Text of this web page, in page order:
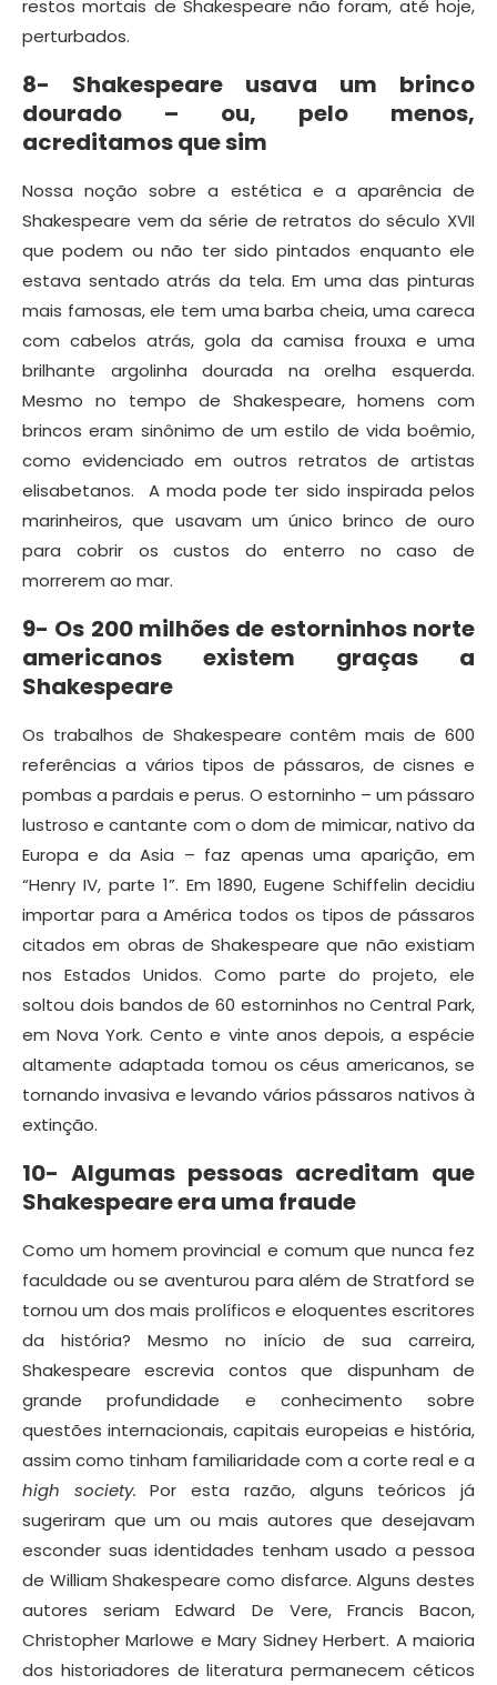
restos mortais de Shakespeare não foram, até hoje,
perturbados.
8- Shakespeare usava um brinco
dourado – ou, pelo menos,
acreditamos que sim
Nossa noção sobre a estética e a aparência de
Shakespeare vem da série de retratos do século XVII
que podem ou não ter sido pintados enquanto ele
estava sentado atrás da tela. Em uma das pinturas
mais famosas, ele tem uma barba cheia, uma careca
com cabelos atrás, gola da camisa frouxa e uma
brilhante argolinha dourada na orelha esquerda.
Mesmo no tempo de Shakespeare, homens com
brincos eram sinônimo de um estilo de vida boêmio,
como evidenciado em outros retratos de artistas
elisabetanos. A moda pode ter sido inspirada pelos
marinheiros, que usavam um único brinco de ouro
para cobrir os custos do enterro no caso de
morrerem ao mar.
9- Os 200 milhões de estorninhos norte
americanos existem graças a
Shakespeare
Os trabalhos de Shakespeare contêm mais de 600
referências a vários tipos de pássaros, de cisnes e
pombas a pardais e perus. O estorninho – um pássaro
lustroso e cantante com o dom de mimicar, nativo da
Europa e da Asia – faz apenas uma aparição, em
“Henry IV, parte 1”. Em 1890, Eugene Schiffelin decidiu
importar para a América todos os tipos de pássaros
citados em obras de Shakespeare que não existiam
nos Estados Unidos. Como parte do projeto, ele
soltou dois bandos de 60 estorninhos no Central Park,
em Nova York. Cento e vinte anos depois, a espécie
altamente adaptada tomou os céus americanos, se
tornando invasiva e levando vários pássaros nativos à
extinção.
10- Algumas pessoas acreditam que
Shakespeare era uma fraude
Como um homem provincial e comum que nunca fez
faculdade ou se aventurou para além de Stratford se
tornou um dos mais prolíficos e eloquentes escritores
da história? Mesmo no início de sua carreira,
Shakespeare escrevia contos que dispunham de
grande profundidade e conhecimento sobre
questões internacionais, capitais europeias e história,
assim como tinham familiaridade com a corte real e a
high society.Por esta razão, alguns teóricos já
sugeriram que um ou mais autores que desejavam
esconder suas identidades tenham usado a pessoa
de William Shakespeare como disfarce. Alguns destes
autores seriam Edward De Vere, Francis Bacon,
Christopher Marlowe e Mary Sidney Herbert. A maioria
dos historiadores de literatura permanecem céticos